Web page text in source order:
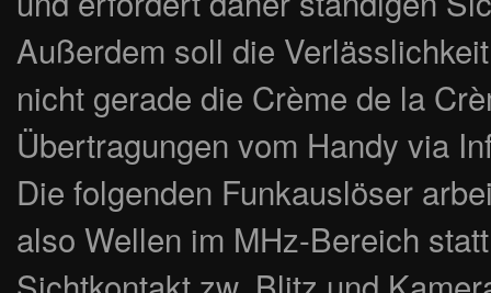
Außerdem soll die
nicht gerade die Crème de la
Übertragungen vom Handy via
Die folgenden Funkauslöser
also Wellen im MHz-Bereich